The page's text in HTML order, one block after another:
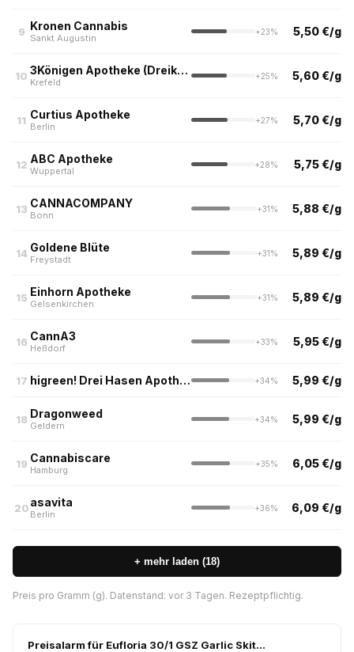
9 Kronen Cannabis
Sankt Augustin
+23% 5,50 €/g
10 3Königen Apotheke (Dreikönigen Apotheke am Ostwall, Krefeld)
Krefeld
+25% 5,60 €/g
11 Curtius Apotheke
Berlin
+27% 5,70 €/g
12 ABC Apotheke
Wuppertal
+28% 5,75 €/g
13 CANNACOMPANY
Bonn
+31% 5,88 €/g
14 Goldene Blüte
Freystadt
+31% 5,89 €/g
15 Einhorn Apotheke
Gelsenkirchen
+31% 5,89 €/g
16 CannA3
Heßdorf
+33% 5,95 €/g
17 higreen! Drei Hasen Apotheke +34% 5,99 €/g
18 Dragonweed
Geldern
+34% 5,99 €/g
19 Cannabiscare
Hamburg
+35% 6,05 €/g
20asavita
Berlin
+36% 6,09 €/g
+ mehr laden (18)
Preis pro Gramm (g). Datenstand: vor 3 Tagen. Rezeptpflichtig.
Preisalarm für Eufloria 30/1 GSZ Garlic Skit…